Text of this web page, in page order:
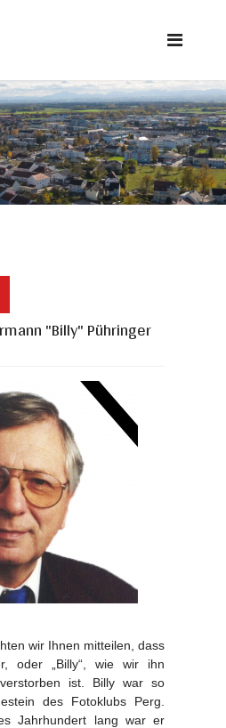
"Billy" Pühringer
wir Ihnen mitteilen, dass
oder „Billy“, wie wir ihn
ist. Billy war so
des Fotoklubs Perg.
Jahrhundert lang war er